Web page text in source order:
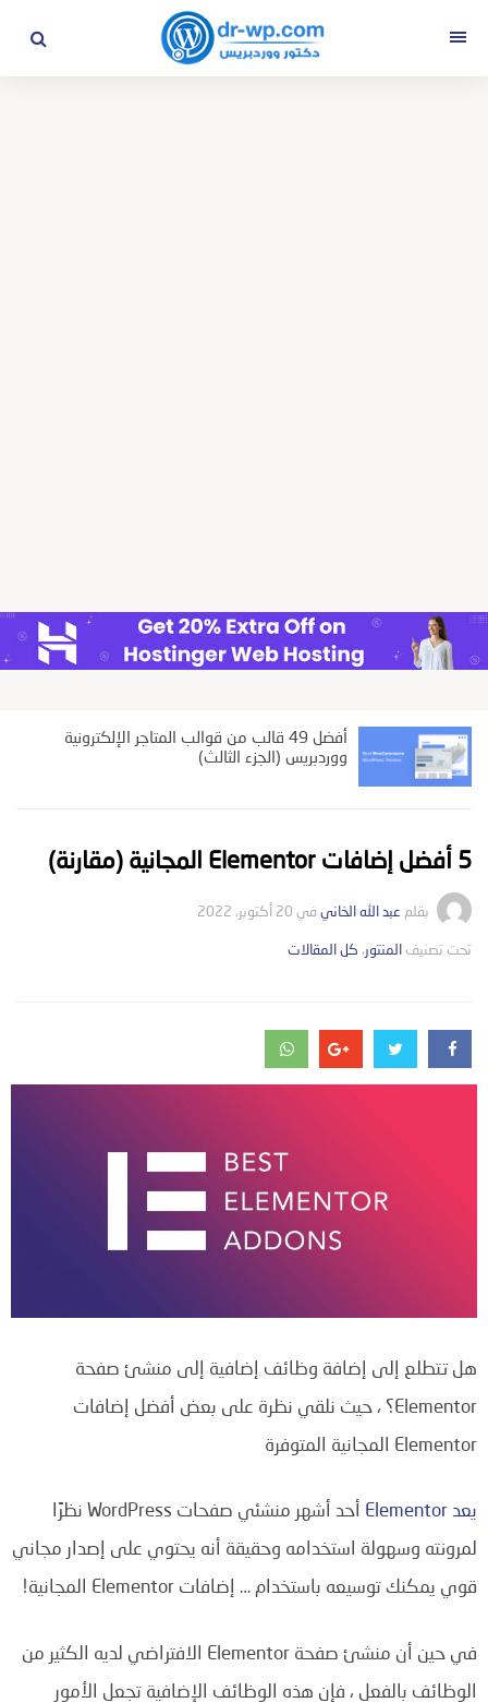
أفضل 49 قالب من قوالب المتاجر الإلكترونية
ووردبريس (الجزء الثالث)
5 أفضل إضافات Elementor المجانية (مقارنة)
بقلم عبد الله الخاني في 20 أكتوبر، 2022
تحت تصنيف التصانيف
المنتور، كل المقالات
هل تتطلع إلى إضافة وظائف إضافية إلى منشئ صفحة
Elementor؟
، حيث نلقي نظرة على بعض أفضل إضافات
Elementor المجانية المتوفرة
يعد Elementor
أحد أشهر منشئي صفحات WordPress نظرًا
لمرونته وسهولة استخدامه وحقيقة أنه يحتوي على إصدار مجاني
قوي يمكنك توسيعه باستخدام … إضافات Elementor المجانية!
في حين أن منشئ صفحة Elementor الافتراضي لديه الكثير من
الوظائف بالفعل ، فإن هذه الوظائف الإضافية تجعل الأمور